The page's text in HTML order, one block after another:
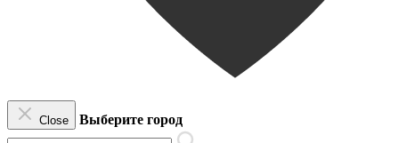
Close Выберите город